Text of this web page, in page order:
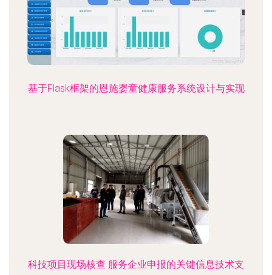
基于Flask框架的恩施婴童健康服务系统设计与实现
科技项目现场核查 服务企业申报的关键信息技术支